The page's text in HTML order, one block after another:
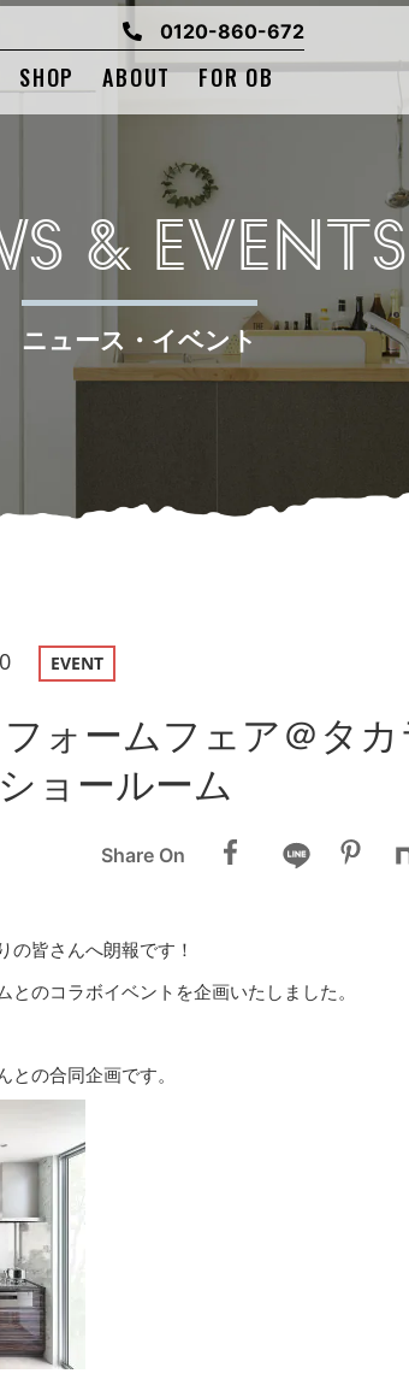
0120-860-672
SHOP ABOUT FOR OB
& EVENTS
ニュース・イベント
EVENT
ォームフェア＠タ
ョールーム
Share On
の皆さんへ朗報です！
のコラボイベントを企画いたしました。
の合同企画です。